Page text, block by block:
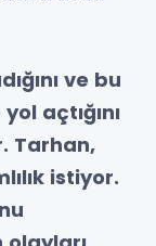
ve bu
açtığını
Tarhan,
istiyor.